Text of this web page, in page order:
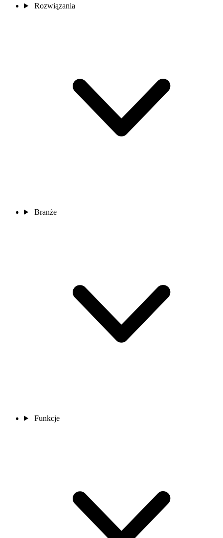
Rozwiązania
Branże
Funkcje